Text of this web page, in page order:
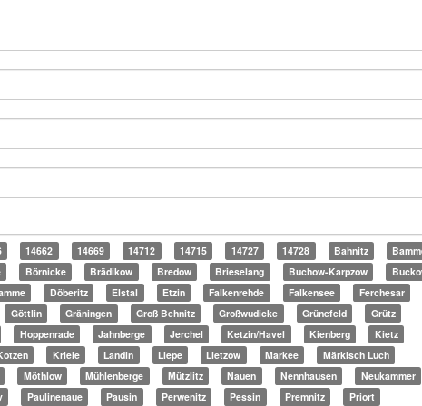
14662 14669 14712 14715 14727 14728 Bahnitz
Börnicke Brädikow Bredow Brieselang Buchow-Karpzow
Döberitz Elstal Etzin Falkenrehde Falkensee
Ferchesar
Göttlin Gräningen Groß Behnitz Großwudicke Grünefeld
Grütz
Hoppenrade Jahnberge Jerchel Ketzin/Havel Kienberg
Kietz
Kriele Landin Liepe Lietzow Markee
Märkisch Luch
Möthlow Mühlenberge Mützlitz Nauen Nennhausen
Neukammer
Paulinenaue Pausin Perwenitz Pessin Premnitz Priort